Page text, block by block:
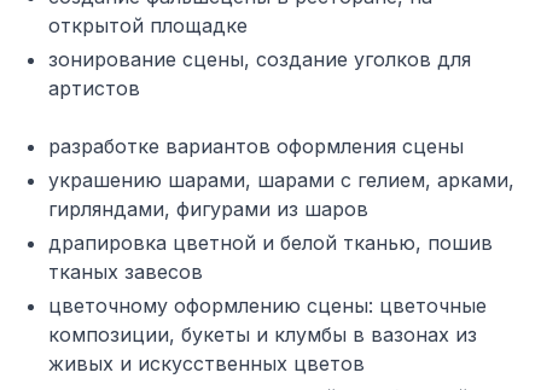
открытой площадке
зонирование сцены, создание уголков для
артистов
разработке вариантов оформления сцены
украшению шарами, шарами с гелием, арками,
гирляндами, фигурами из шаров
драпировка цветной и белой тканью, пошив
тканых завесов
цветочному оформлению сцены: цветочные
композиции, букеты и клумбы в вазонах из
живых и искусственных цветов